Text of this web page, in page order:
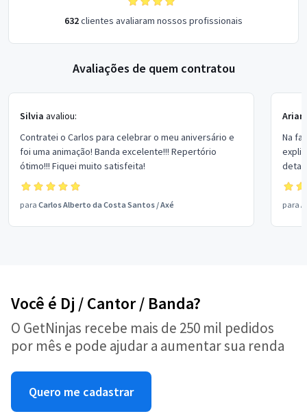
632clientes avaliaram nossos profissionais
Avaliações de quem contratou
Silvia avaliou:
Contratei o Carlos para celebrar o meu aniversário e
foi uma animação! Banda excelente!!! Repertório
ótimo!!! Fiquei muito satisfeita!
para Carlos Alberto da Costa Santos /Axé
Na
do
fez
para
Você é Dj / Cantor / Banda?
O GetNinjas recebe mais de 250 mil pedidos
por mês e pode ajudar a aumentar sua renda
Quero me cadastrar